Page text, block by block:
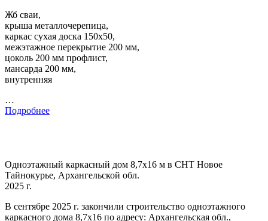
Жб сваи,
крыша металлочерепица,
каркас сухая доска 150х50,
межэтажное перекрытие 200 мм,
цоколь 200 мм профлист,
мансарда 200 мм,
внутренняя
…
Подробнее
Одноэтажный каркасный дом 8,7х16 м в СНТ Новое
Тайнокурье, Архангельской обл.
2025 г.
В сентябре 2025 г. закончили строительство одноэтажного
каркасного дома 8,7х16 по адресу: Архангельская обл.,